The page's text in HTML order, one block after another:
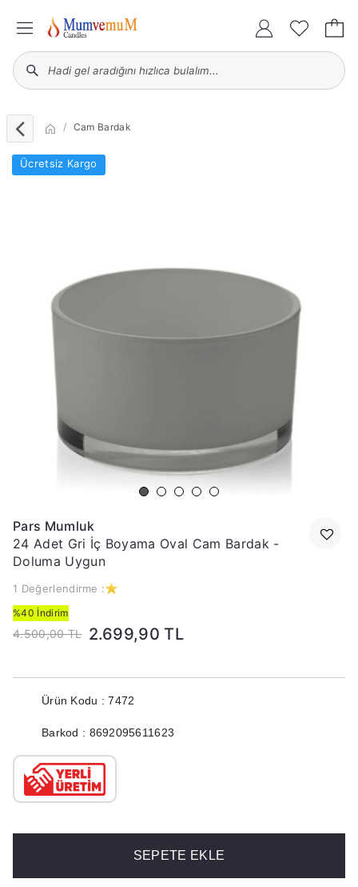
Cam Bardak
Ücretsiz Kargo
Pars Mumluk
24 Adet Gri İç Boyama Oval Cam Bardak -
Doluma Uygun
1 Değerlendirme :
%40 İndirim
4.500,00 TL 2.699,90 TL
Ürün Kodu : 7472
Barkod : 8692095611623
SEPETE EKLE